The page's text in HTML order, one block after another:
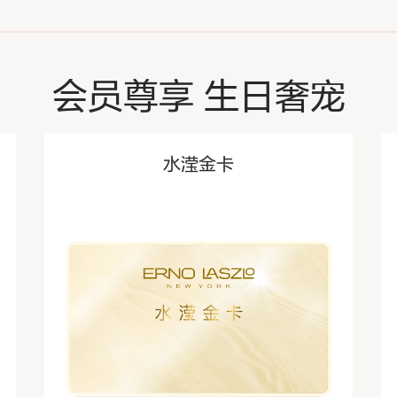
会员尊享 生日奢宠
水滢金卡